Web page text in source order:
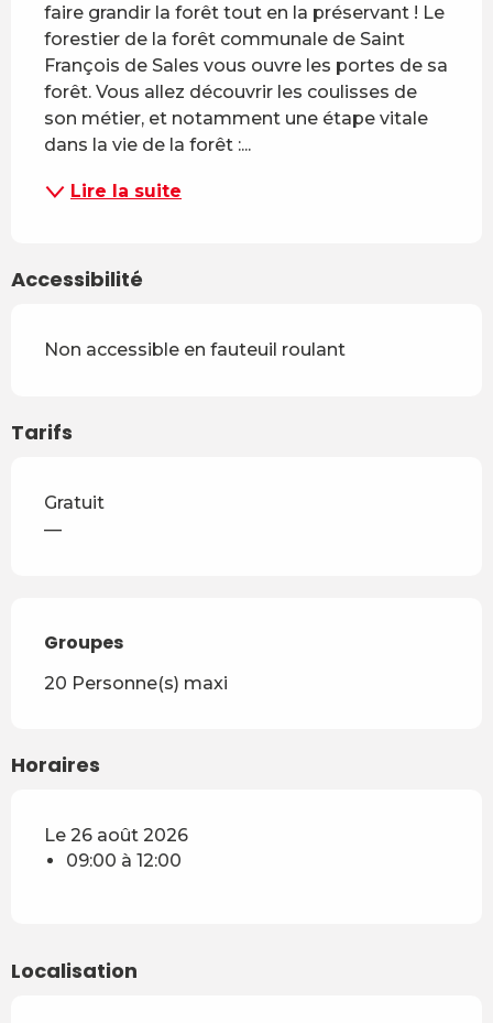
faire grandir la forêt tout en la préservant ! Le
forestier de la forêt communale de Saint
François de Sales vous ouvre les portes de sa
forêt. Vous allez découvrir les coulisses de
son métier, et notamment une étape vitale
dans la vie de la forêt :...
Lire la suite
Accessibilité
Non accessible en fauteuil roulant
Tarifs
Gratuit
—
Groupes
Groupes
20 Personne(s) maxi
Horaires
Le 26 août 2026
09:00 à 12:00
Localisation